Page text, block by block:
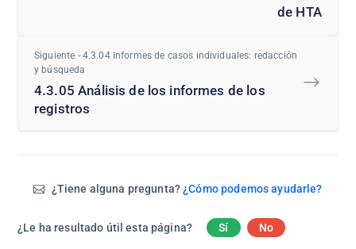
de HTA
Siguiente - 4.3.04 Informes de casos individuales: redacción
y búsqueda
4.3.05 Análisis de los informes de los
registros
¿Tiene alguna pregunta?¿Cómo podemos ayudarle?
¿Le ha resultado útil esta página? Sí No